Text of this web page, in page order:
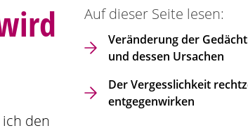
den
Auf dieser Seite lesen:
Veränderung der
und dessen Ursachen
Der Vergesslichkeit
entgegenwirken